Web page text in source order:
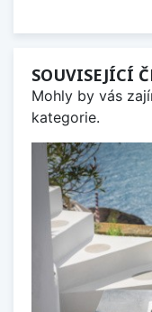
SOUVISEJÍCÍ
Mohly by vás
kategorie.